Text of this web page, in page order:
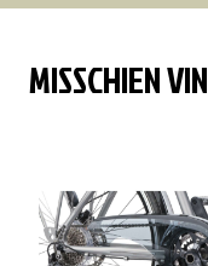
MISSCHIEN